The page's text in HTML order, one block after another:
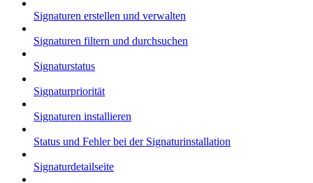
Signaturen erstellen und verwalten
Signaturen filtern und durchsuchen
Signaturstatus
Signaturpriorität
Signaturen installieren
Status und Fehler bei der Signaturinstallation
Signaturdetailseite